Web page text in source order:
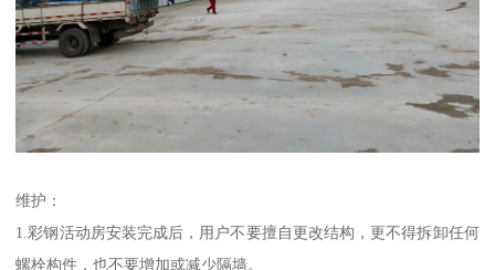
维护：
1.彩钢活动房安装完成后，用户不要擅自更改结构，更不得拆卸任何
螺栓构件，也不要增加或减少隔墙。